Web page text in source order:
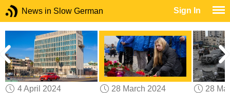
News in Slow German Sign In
4 April 2024
28 March 2024
28